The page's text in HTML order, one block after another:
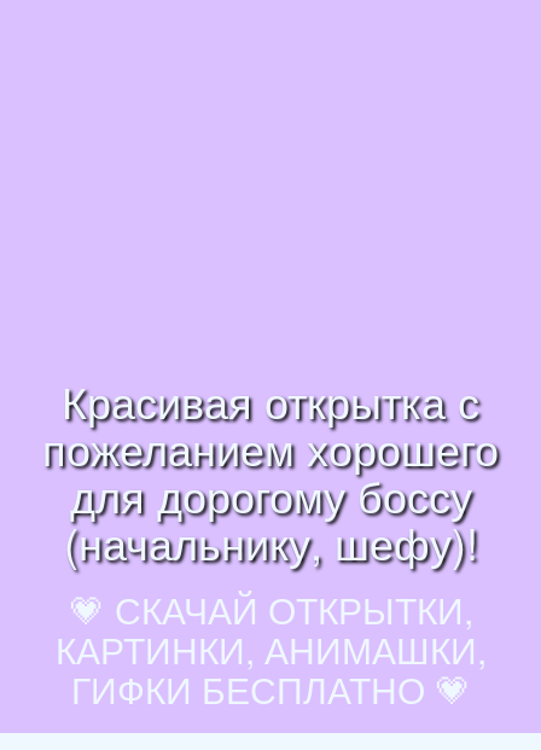
Красивая открытка с
пожеланием хорошего
для дорогому боссу
(начальнику, шефу)!
💗 СКАЧАЙ ОТКРЫТКИ,
КАРТИНКИ, АНИМАШКИ,
ГИФКИ БЕСПЛАТНО 💗